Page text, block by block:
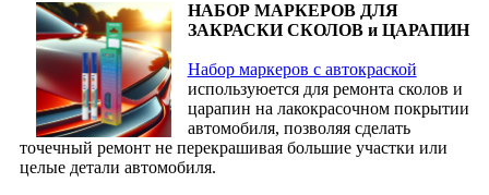
НАБОР МАРКЕРОВ ДЛЯ
ЗАКРАСКИ СКОЛОВ и ЦАРАПИН
Набор маркеров с автокраской
используюется для ремонта сколов и
царапин на лакокрасочном покрытии
автомобиля, позволяя сделать
точечный ремонт не перекрашивая большие участки или
целые детали автомобиля.